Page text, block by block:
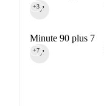
90‎’‎
+3
Minute 90 plus 7
90‎’‎
+7